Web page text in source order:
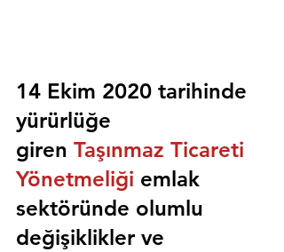
14 Ekim 2020 tarihinde
yürürlüğe
giren Taşınmaz Ticareti
Yönetmeliği emlak
sektöründe olumlu
değişiklikler ve